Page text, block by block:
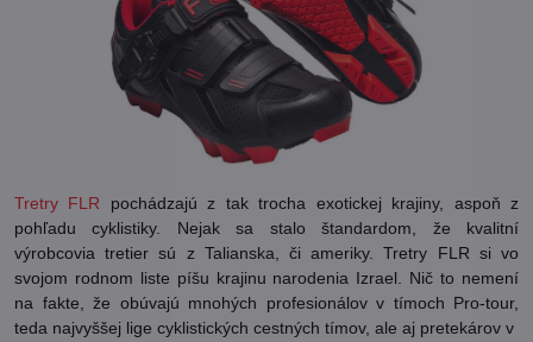
Tretry FLR pochádzajú z tak trocha exotickej krajiny, aspoň z
pohľadu cyklistiky. Nejak sa stalo štandardom, že kvalitní
výrobcovia tretier sú z Talianska, či ameriky. Tretry FLR si vo
svojom rodnom liste píšu krajinu narodenia Izrael. Nič to nemení
na fakte, že obúvajú mnohých profesionálov v tímoch Pro-tour,
teda najvyššej lige cyklistických cestných tímov, ale aj pretekárov v